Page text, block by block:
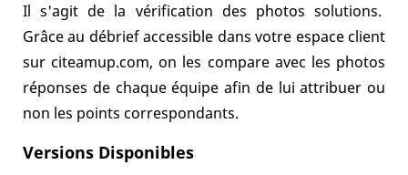
Il s'agit de la vérification des photos solutions.
Grâce au débrief accessible dans votre espace client
sur citeamup.com, on les compare avec les photos
réponses de chaque équipe afin de lui attribuer ou
non les points correspondants.
Versions Disponibles